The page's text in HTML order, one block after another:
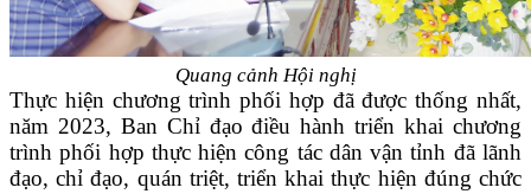
Quang cảnh Hội nghị
Thực hiện chương trình phối hợp đã được thống nhất,
năm 2023, Ban Chỉ đạo điều hành triển khai chương
trình phối hợp thực hiện công tác dân vận tỉnh đã lãnh
đạo, chỉ đạo, quán triệt, triển khai thực hiện đúng chức